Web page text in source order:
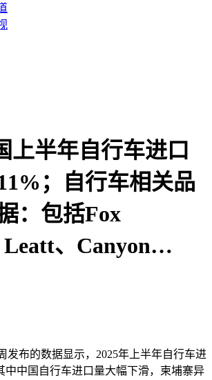
上半年自行车进口
；自行车相关品
：包括Fox
Leatt、Canyon…
发布的数据显示，2025年上半年自行车进
中中国自行车进口量大幅下滑，柬埔寨异